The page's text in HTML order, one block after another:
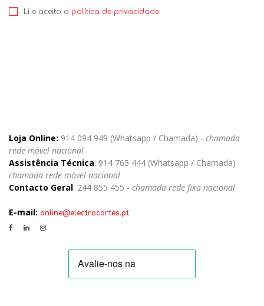
Li e aceito a política de privacidade
Loja Online: 914 094 949 (Whatsapp / Chamada) - chamada
rede móvel nacional
Assistência Técnica: 914 765 444 (Whatsapp / Chamada) -
chamada rede móvel nacional
Contacto Geral: 244 855 455 - chamada rede fixa nacional
E-mail: online@electrocortes.pt